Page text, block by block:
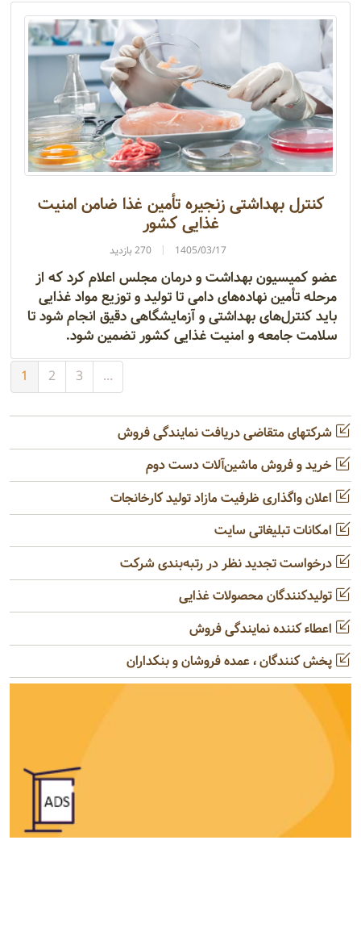
کنترل بهداشتی زنجیره تأمین غذا ضامن امنیت
غذایی کشور
1405/03/17 270 بازدید
عضو کمیسیون بهداشت و درمان مجلس اعلام کرد که از
مرحله تأمین نهاده‌های دامی تا تولید و توزیع مواد غذایی
باید کنترل‌های بهداشتی و آزمایشگاهی دقیق انجام شود تا
سلامت جامعه و امنیت غذایی کشور تضمین شود.
1 2 3 ...
شرکتهای متقاضی دریافت نمایندگی فروش
خرید و فروش ماشین‌آلات دست دوم
اعلان واگذاری ظرفیت مازاد تولید کارخانجات
امکانات تبلیغاتی سایت
درخواست تجدید نظر در رتبه‌بندی شرکت
تولیدکنندگان محصولات غذایی
اعطاء کننده نمایندگی فروش
پخش کنندگان ، عمده فروشان و بنکداران